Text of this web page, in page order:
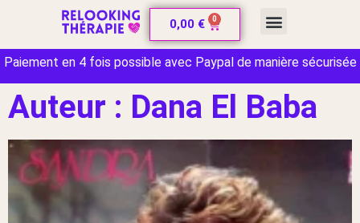
0,00 € 0
Paiement en 4 fois possible avec Paypal de manière sécurisée
Auteur : Dana El Baba